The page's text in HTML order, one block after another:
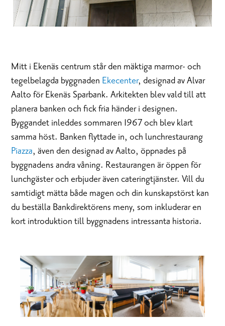
Mitt i Ekenäs centrum står den mäktiga marmor- och
tegelbelagda byggnaden Ekecenter, designad av Alvar
Aalto för Ekenäs Sparbank. Arkitekten blev vald till att
planera banken och fick fria händer i designen.
Byggandet inleddes sommaren 1967 och blev klart
samma höst. Banken flyttade in, och lunchrestaurang
Piazza, även den designad av Aalto, öppnades på
byggnadens andra våning. Restaurangen är öppen för
lunchgäster och erbjuder även cateringtjänster. Vill du
samtidigt mätta både magen och din kunskapstörst kan
du beställa Bankdirektörens meny, som inkluderar en
kort introduktion till byggnadens intressanta historia.